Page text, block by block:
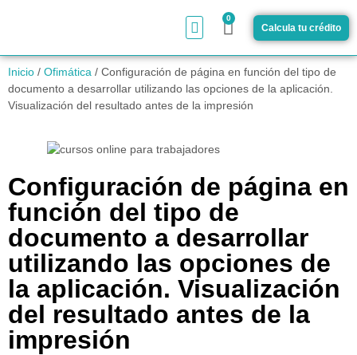
0
Calcula tu crédito
Inicio / Ofimática / Configuración de página en función del tipo de
documento a desarrollar utilizando las opciones de la aplicación.
Visualización del resultado antes de la impresión
Configuración de página en
función del tipo de
documento a desarrollar
utilizando las opciones de
la aplicación. Visualización
del resultado antes de la
impresión